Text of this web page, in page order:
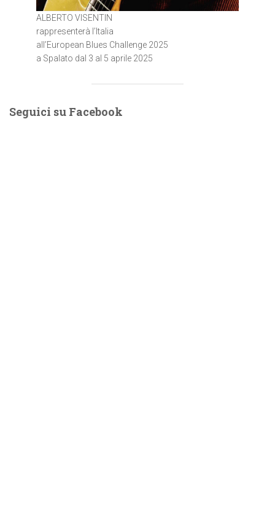
ALBERTO VISENTIN
rappresenterà l’Italia
all’European Blues Challenge 2025
a Spalato dal 3 al 5 aprile 2025
Seguici su Facebook